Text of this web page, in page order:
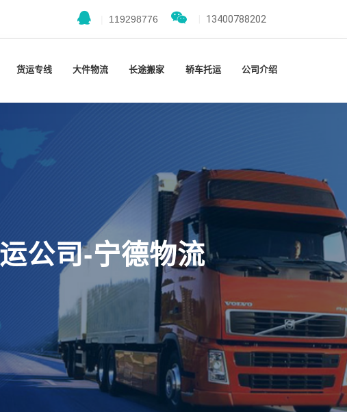
119298776 13400788202
货运专线 大件物流 长途搬家 轿车托运 公司介绍
公司-宁德物流